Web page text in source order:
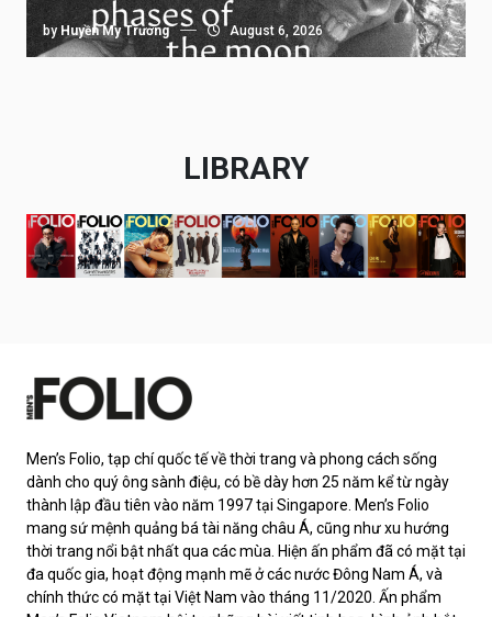
by Huyền My Trương August 6, 2026
LIBRARY
Men’s Folio, tạp chí quốc tế về thời trang và phong cách sống
dành cho quý ông sành điệu, có bề dày hơn 25 năm kể từ ngày
thành lập đầu tiên vào năm 1997 tại Singapore. Men’s Folio
mang sứ mệnh quảng bá tài năng châu Á, cũng như xu hướng
thời trang nổi bật nhất qua các mùa. Hiện ấn phẩm đã có mặt tại
đa quốc gia, hoạt động mạnh mẽ ở các nước Đông Nam Á, và
chính thức có mặt tại Việt Nam vào tháng 11/2020. Ấn phẩm